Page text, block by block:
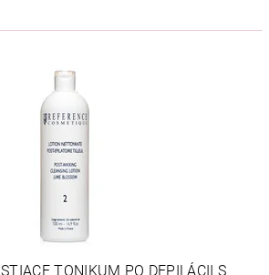
TONIKUM PO DEPILÁCII S